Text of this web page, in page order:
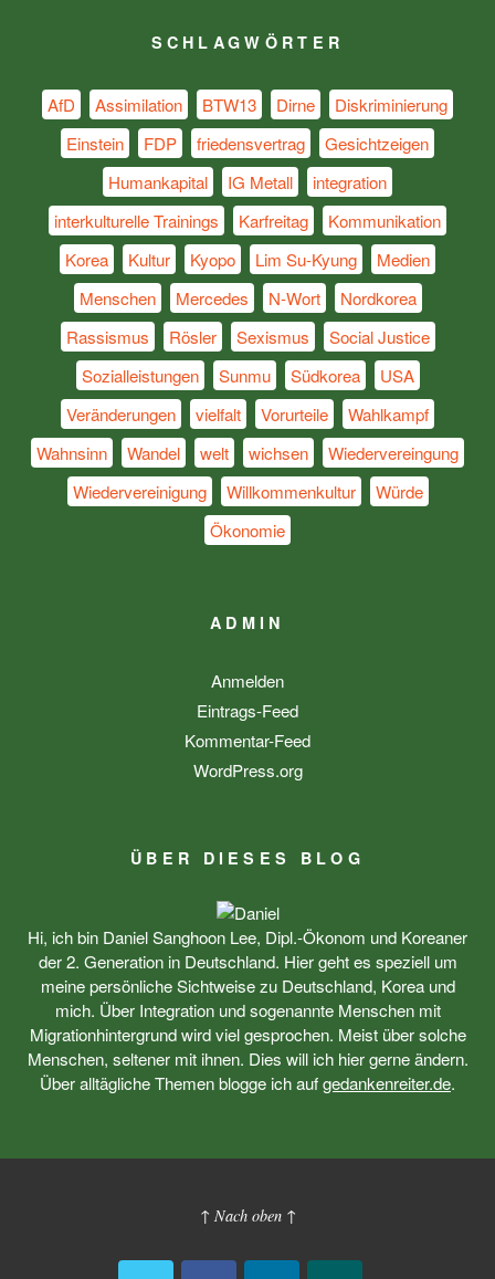
SCHLAGWÖRTER
AfD Assimilation BTW13 Dirne
Diskriminierung
Einstein
FDP friedensvertrag
Gesichtzeigen
Humankapital
IG Metall
integration
interkulturelle Trainings
Karfreitag
Kommunikation
Korea
Kultur Kyopo Lim Su-Kyung
Medien
Menschen
Mercedes N-Wort
Nordkorea
Rassismus
Rösler Sexismus
Social Justice
Sozialleistungen
Sunmu Südkorea
USA
Veränderungen
vielfalt Vorurteile
Wahlkampf
Wahnsinn
Wandel welt wichsen
Wiedervereingung
Wiedervereinigung
Willkommenkultur
Würde
Ökonomie
ADMIN
Anmelden
Eintrags-Feed
Kommentar-Feed
WordPress.org
ÜBER DIESES BLOG
Hi, ich bin Daniel Sanghoon Lee, Dipl.-Ökonom und Koreaner
der 2. Generation in Deutschland. Hier geht es speziell um
meine persönliche Sichtweise zu Deutschland, Korea und
mich. Über Integration und sogenannte Menschen mit
Migrationhintergrund wird viel gesprochen. Meist über solche
Menschen, seltener mit ihnen. Dies will ich hier gerne ändern.
Über alltägliche Themen blogge ich aufgedankenreiter.de.
↑ Nach oben ↑